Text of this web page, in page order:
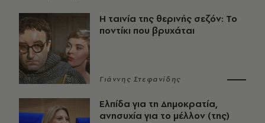
Η ταινία της θερινής σεζόν: Το
ποντίκι που βρυχάται
Γιάννης Στεφανίδης
Ελπίδα για τη Δημοκρατία,
ανησυχία για το μέλλον (της)